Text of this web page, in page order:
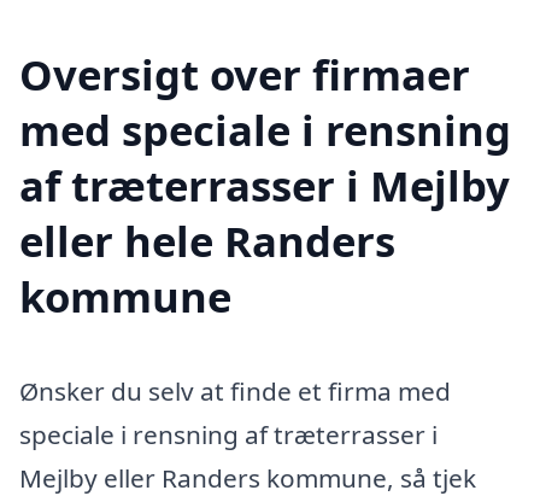
Oversigt over firmaer
med speciale i rensning
af træterrasser i Mejlby
eller hele Randers
kommune
Ønsker du selv at finde et firma med
speciale i rensning af træterrasser i
Mejlby eller Randers kommune, så tjek